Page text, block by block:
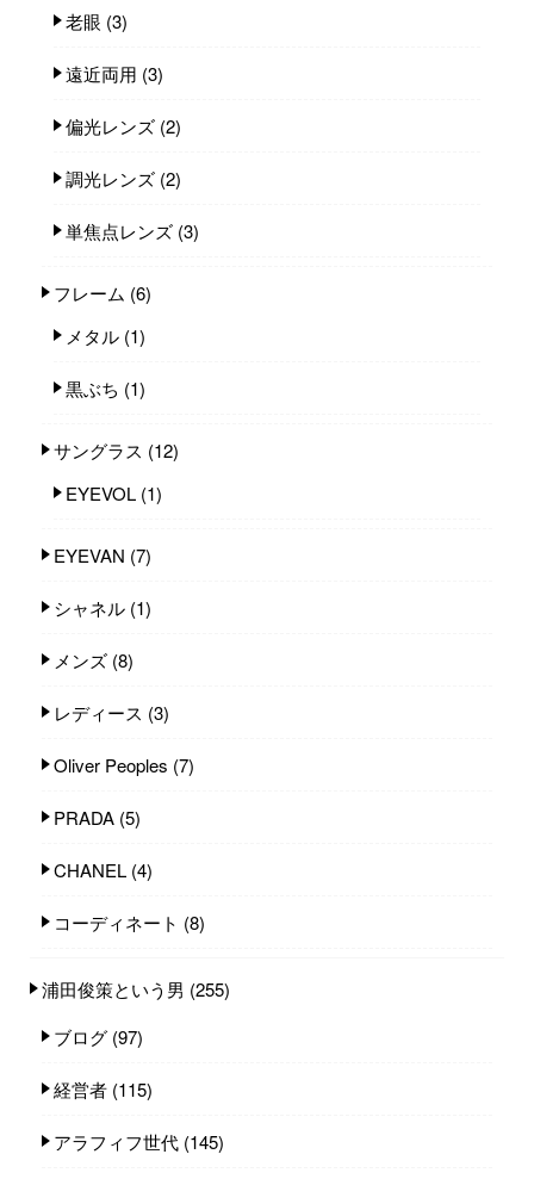
老眼 (3)
遠近両用 (3)
偏光レンズ (2)
調光レンズ (2)
単焦点レンズ (3)
フレーム (6)
メタル (1)
黒ぶち (1)
サングラス (12)
EYEVOL (1)
EYEVAN (7)
シャネル (1)
メンズ (8)
レディース (3)
Oliver Peoples (7)
PRADA (5)
CHANEL (4)
コーディネート (8)
浦田俊策という男 (255)
ブログ (97)
経営者 (115)
アラフィフ世代 (145)